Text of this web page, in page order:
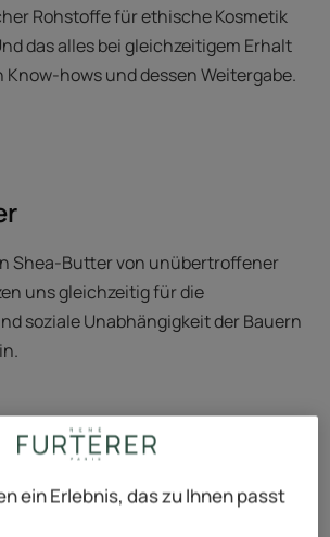
Rohstoffe für ethische Kosmetik
das alles bei gleichzeitigem Erhalt
hows und dessen Weitergabe.
Shea-Butter von unübertroffener
uns gleichzeitig für die
soziale Unabhängigkeit der Bauern
ein Erlebnis, das zu Ihnen passt